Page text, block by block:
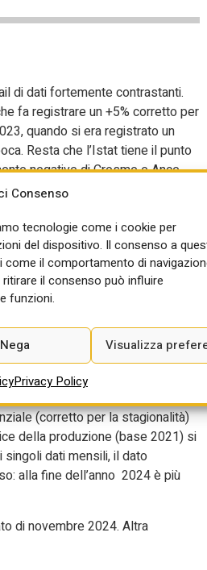
Consenso
tecnologie come i cookie per
del dispositivo. Il consenso a
il comportamento di
il consenso può influire
funzioni.
Nega Visualizza
Privacy Policy
di dati fortemente contrastanti.
fa registrare un +5% corretto per
quando si era registrato un
Resta che l’Istat tiene il punto
negative di Cresme e Ance.
dalla metodologia di
ore lavorate. Le casse edili
abitativo da Superbonus e il
questo comparto dopo la fine
e controllato delle opere
– sottovalutazione del
pubbliche – si desume il forte
costruzioni.
le stesse considerazioni fatte
(corretto per la stagionalità)
della produzione (base 2021) si
dati mensili, il dato
alla fine dell’anno 2024 è più
di novembre 2024. Altra